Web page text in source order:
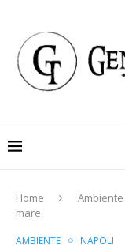
Home Ambiente
mare
AMBIENTE NAPOLI